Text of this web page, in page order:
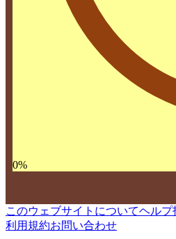
0%
このウェブサイトについてヘルプ
利用規約お問い合わせ